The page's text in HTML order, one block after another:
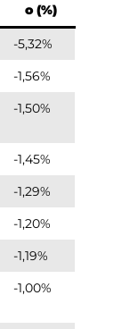
o (%)
-5,32%
-1,56%
-1,50%
-1,45%
-1,29%
-1,20%
-1,19%
-1,00%